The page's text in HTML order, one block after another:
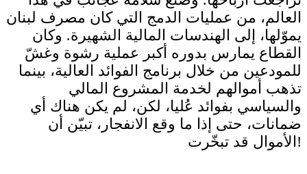
العالم، من عمليات الدمج التي كان مصرف لبنان
يموّلها، إلى الهندسات المالية الشهيرة. وكان
القطاع يمارس بدوره أكبر عملية رشوة وغشّ
للمودعين من خلال برنامج الفوائد العالية، بينما
تذهب أموالهم لخدمة المشروع المالي
والسياسي بفوائد عُليا، لكن، لم يكن هناك أي
ضمانات، حتى إذا ما وقع الانفجار، تبيّن أن
الأموال قد تبخّرت!